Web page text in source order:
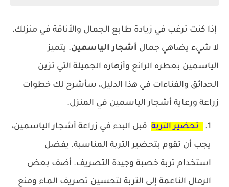
إذا كنت ترغب في زيادة طابع الجمال والأناقة في منزلك،
لا شيء يضاهي جمال أشجار الياسمين. يتميز
الياسمين بعطره الرائع وأزهاره الجميلة التي تزين
الحدائق والفناءات في هذا الدليل، سأشرح لك خطوات
زراعة ورعاية أشجار الياسمين في المنزل.
تحضير التربة قبل البدء في زراعة أشجار الياسمين،
يجب أن تقوم بتحضير التربة المناسبة. يفضل
استخدام تربة خصبة وجيدة التصريف. أضف بعض
الرمال الناعمة إلى التربة لتحسين تصريف الماء ومنع